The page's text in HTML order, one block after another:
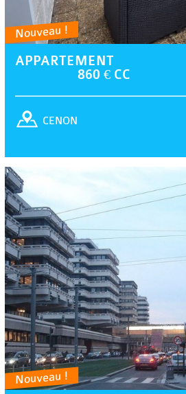
Nouveau !
APPARTEMENT
860 € CC
CENON
Nouveau !